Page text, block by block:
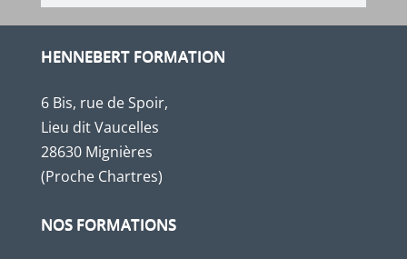
HENNEBERT FORMATION
6 Bis, rue de Spoir,
Lieu dit Vaucelles
28630 Mignières
(Proche Chartres)
NOS FORMATIONS